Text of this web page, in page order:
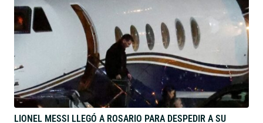
LIONEL MESSI LLEGÓ A ROSARIO PARA DESPEDIR A SU